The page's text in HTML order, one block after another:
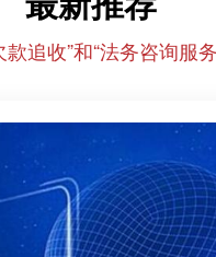
追收”和“法务咨询服